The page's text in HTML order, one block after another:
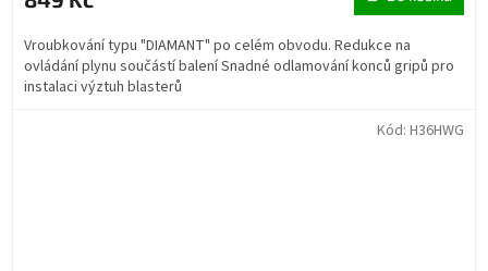
Vroubkování typu "DIAMANT" po celém obvodu. Redukce na
ovládání plynu součástí balení Snadné odlamování konců gripů pro
instalaci výztuh blasterů
Kód: H36HWG